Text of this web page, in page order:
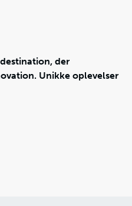
der
Unikke oplevelser